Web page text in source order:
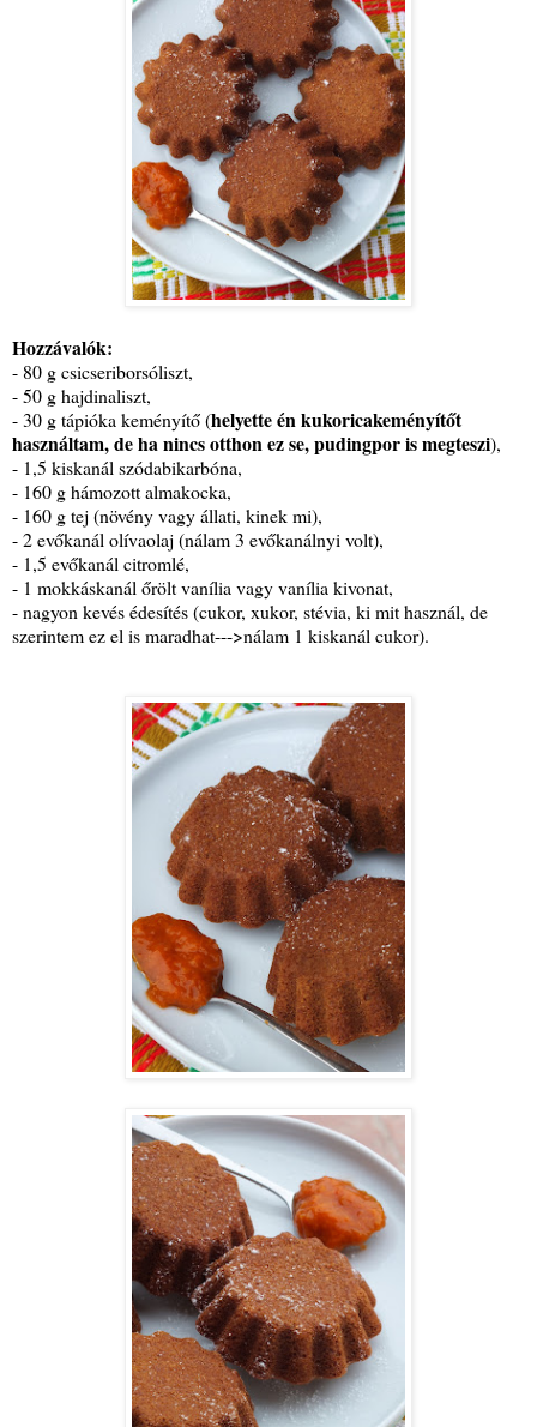
Hozzávalók:
- 80 g csicseriborsóliszt,
- 50 g hajdinaliszt,
- 30 g tápióka keményítő (helyette én kukoricakeményítőt
használtam, de ha nincs otthon ez se, pudingpor is megteszi),
- 1,5 kiskanál szódabikarbóna,
- 160 g hámozott almakocka,
- 160 g tej (növény vagy állati, kinek mi),
- 2 evőkanál olívaolaj (nálam 3 evőkanálnyi volt),
- 1,5 evőkanál citromlé,
- 1 mokkáskanál őrölt vanília vagy vanília kivonat,
- nagyon kevés édesítés (cukor, xukor, stévia, ki mit használ, de
szerintem ez el is maradhat--->nálam 1 kiskanál cukor).